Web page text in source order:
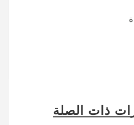
ذات الصلة